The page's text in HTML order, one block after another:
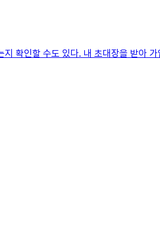
확인할 수도 있다. 내 초대장을 받아